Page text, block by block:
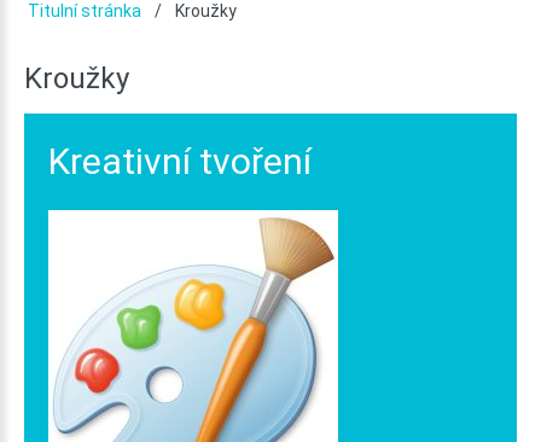
Titulní stránka Kroužky
Kroužky
Kreativní tvoření